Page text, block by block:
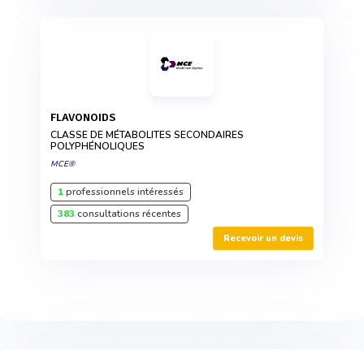
FLAVONOIDS
CLASSE DE MÉTABOLITES SECONDAIRES
POLYPHÉNOLIQUES
MCE®
1professionnels intéressés
383 consultations récentes
Recevoir un devis